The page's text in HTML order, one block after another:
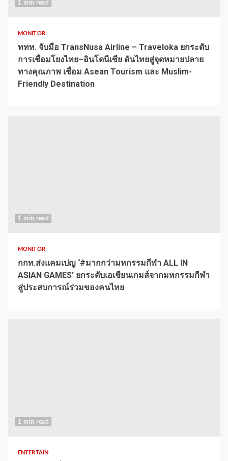
1 min read
MONITOR
ททท. จับมือ TransNusa Airline – Traveloka ยกระดับ
การเชื่อมโยงไทย–อินโดนีเซีย ดันไทยสู่จุดหมายปลาย
ทางคุณภาพ เชื่อม Asean Tourism และ Muslim-
Friendly Destination
1 min read
MONITOR
กกท.ส่งแคมเปญ ‘#มากกว่ามหกรรมกีฬา ALL IN
ASIAN GAMES’ ยกระดับเอเชียนเกมส์จากมหกรรมกีฬา
สู่ประสบการณ์ร่วมของคนไทย
1 min read
ENTERTAIN